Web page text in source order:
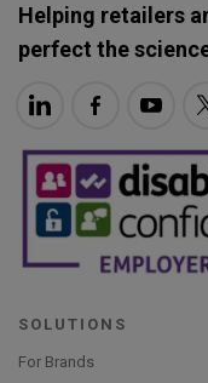
Helping retailers
perfect the
SOLUTIONS
For Brands